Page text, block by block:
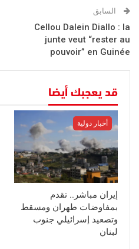
السابق
Cellou Dalein Diallo : la
junte veut “rester au
pouvoir” en Guinée
قد يعجبك أيضا
أخبار دولية
إيران مباشر.. تقدم
بمفاوضات طهران ومسقط
وتصعيد إسرائيلي جنوب
لبنان